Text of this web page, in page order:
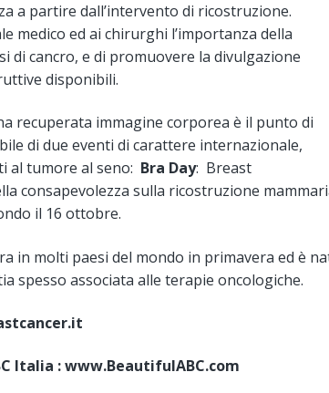
a partire dall’intervento di ricostruzione.
medico ed ai chirurghi l’importanza della
di cancro, e di promuovere la divulgazione
disponibili.
recuperata immagine corporea è il punto di
di due eventi di carattere internazionale,
al tumore al seno: Bra Day: Breast
consapevolezza sulla ricostruzione
il 16 ottobre.
in molti paesi del mondo in primavera ed è
spesso associata alle terapie oncologiche.
Italia : www.BeautifulABC.com